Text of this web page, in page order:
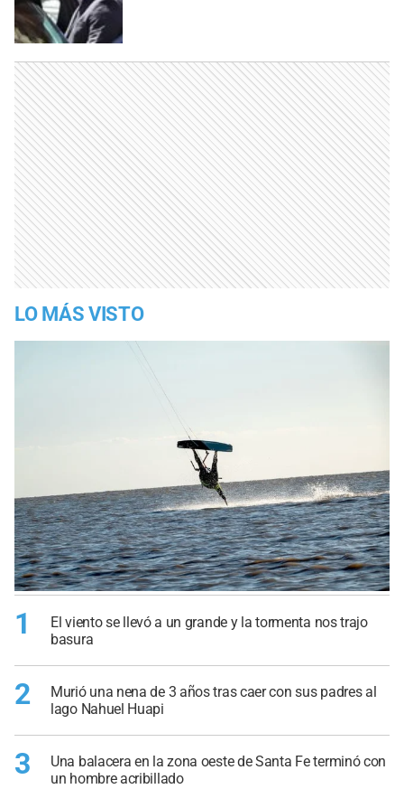
LO MÁS VISTO
1
El viento se llevó a un grande y la tormenta nos trajo
basura
2
Murió una nena de 3 años tras caer con sus padres al
lago Nahuel Huapi
3
Una balacera en la zona oeste de Santa Fe terminó con
un hombre acribillado